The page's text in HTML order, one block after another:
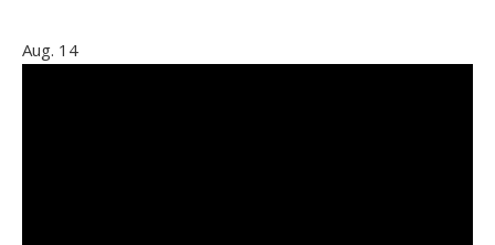
Aug. 14